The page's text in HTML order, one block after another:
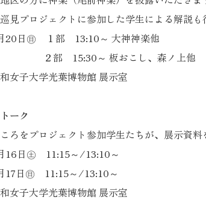
プロジェクトに参加した学生による解説も
日㊐ １部 13:10～ 大神神楽他
～ 板おこし、森ノ上他
子大学光葉博物館 展示室
ーク
をプロジェクト参加学生たちが、展示資料
日㊏ 11:15～/13:10～
11:15～/13:10～
子大学光葉博物館 展示室